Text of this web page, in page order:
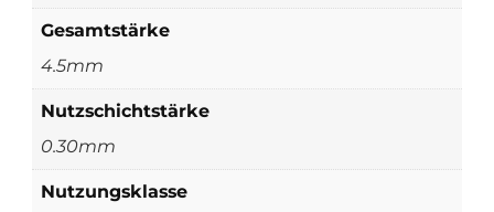
Gesamtstärke
4.5mm
Nutzschichtstärke
0.30mm
Nutzungsklasse